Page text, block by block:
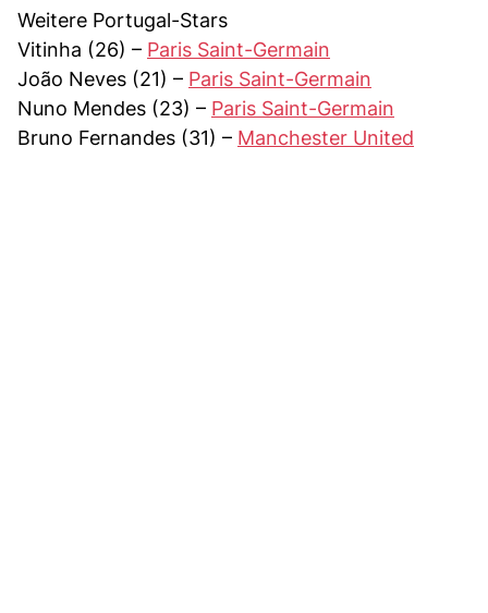
Weitere Portugal-Stars
Vitinha (26) – Paris Saint-Germain
João Neves (21) – Paris Saint-Germain
Nuno Mendes (23) – Paris Saint-Germain
Bruno Fernandes (31) – Manchester United